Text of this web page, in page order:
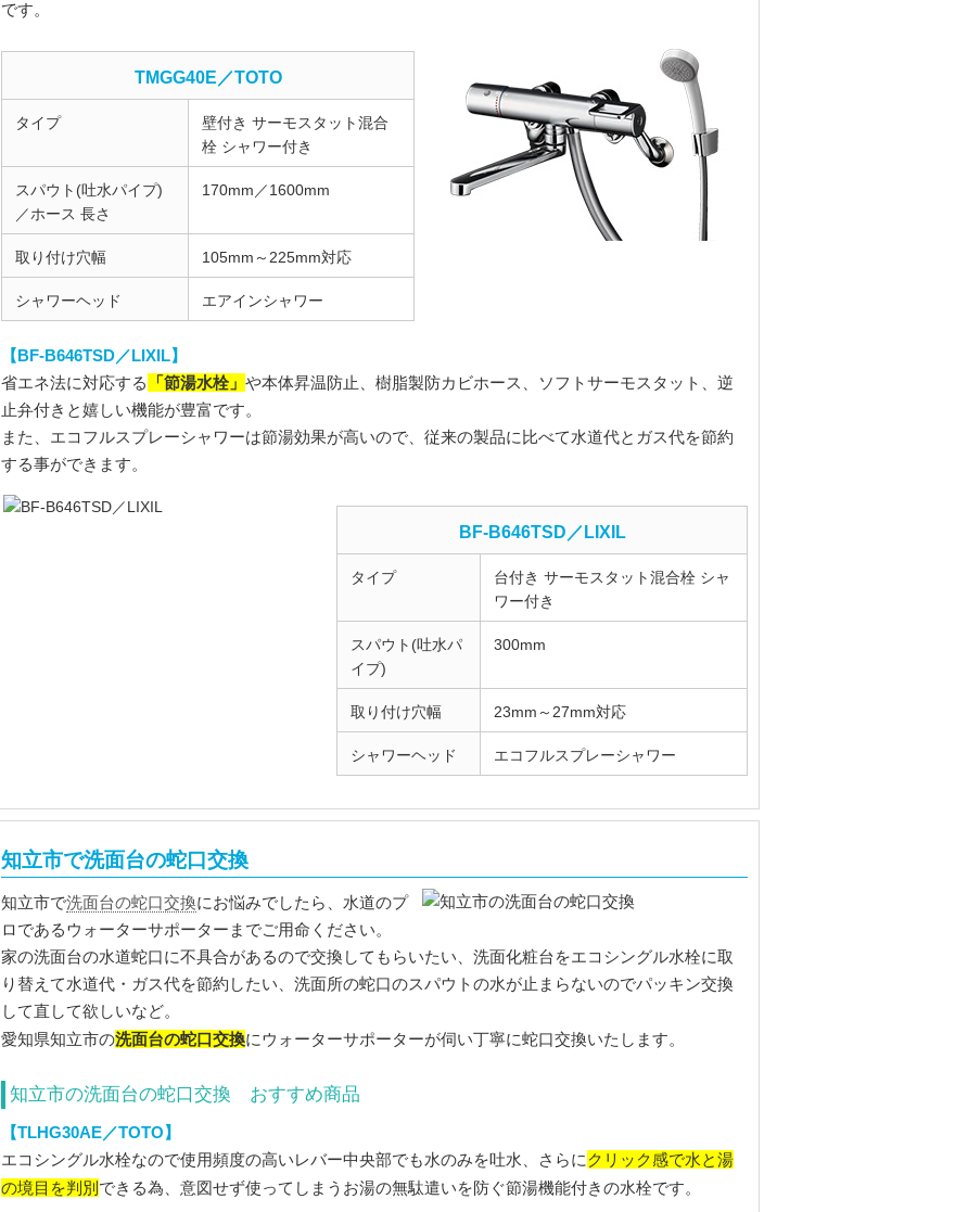
です。
TMGG40E／TOTO
タイプ
壁付き サーモスタット混合
栓 シャワー付き
スパウト(吐水パイプ)
／ホース 長さ
170mm／1600mm
取り付け穴幅 105mm～225mm対応
シャワーヘッド エアインシャワー
【BF-B646TSD／LIXIL】
省エネ法に対応する 「節湯水栓」 や本体昇温防止、樹脂製防カビホース、ソフトサーモスタット、逆
止弁付きと嬉しい機能が豊富です。
また、エコフルスプレーシャワーは節湯効果が高いので、従来の製品に比べて水道代とガス代を節約
する事ができます。
BF-B646TSD／LIXIL
タイプ
台付き サーモスタット混合栓 シャ
ワー付き
スパウト(吐水パ
イプ)
300mm
取り付け穴幅 23mm～27mm対応
シャワーヘッド エコフルスプレーシャワー
知立市で洗面台の蛇口交換
知立市で洗面台の蛇口交換にお悩みでしたら、水道のプ
ロであるウォーターサポーターまでご用命ください。
家の洗面台の水道蛇口に不具合があるので交換してもらいたい、洗面化粧台をエコシングル水栓に取
り替えて水道代・ガス代を節約したい、洗面所の蛇口のスパウトの水が止まらないのでパッキン交換
して直して欲しいなど。
愛知県知立市の洗面台の蛇口交換にウォーターサポーターが伺い丁寧に蛇口交換いたします。
知立市の洗面台の蛇口交換 おすすめ商品
【TLHG30AE／TOTO】
エコシングル水栓なので使用頻度の高いレバー中央部でも水のみを吐水、さらに クリック感で水と湯
の境目を判別 できる為、意図せず使ってしまうお湯の無駄遣いを防ぐ節湯機能付きの水栓です。